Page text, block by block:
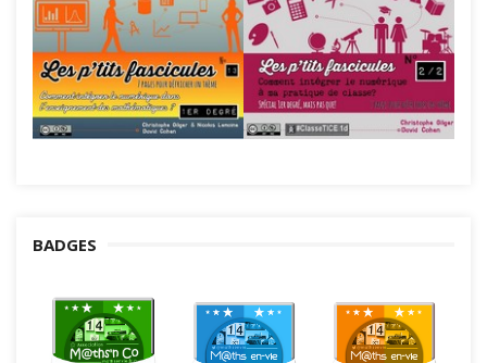
BADGES